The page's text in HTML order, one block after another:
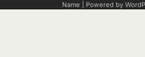
Name | Powered by